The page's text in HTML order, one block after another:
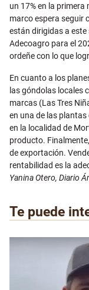
un 17% en la
marco espera seguir
están dirigidas a este
Adecoagro para el
ordeñe con lo que
En cuanto a los
las góndolas locales
marcas (Las Tres
en una de las plantas
en la localidad de
producto.
de exportación.
rentabilidad es la
Yanina Otero, Diario
Te puede